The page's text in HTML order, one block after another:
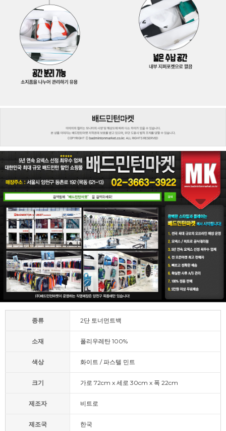
종류 2단 토너먼트백
소재 폴리우레탄 100%
색상 화이트 / 파스텔 민트
크기 가로 72cm x 세로 30cm x 폭 22cm
제조자 비트로
제조국 한국